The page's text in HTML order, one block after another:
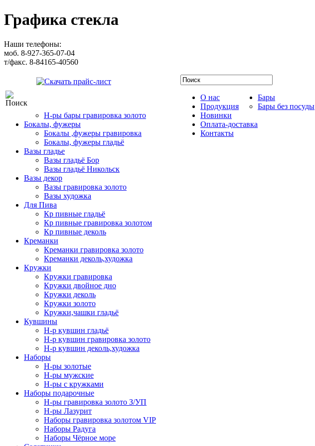
Графика стекла
Наши телефоны:
моб. 8-927-365-07-04
т/факс. 8-84165-40560
О нас
Продукция
Новинки
Оплата-доставка
Контакты
Бары
Бары без посуды
Н-ры бары гравировка золото
Бокалы, фужеры
Бокалы ,фужеры гравировка
Бокалы, фужеры гладьё
Вазы гладье
Вазы гладьё Бор
Вазы гладьё Никольск
Вазы декор
Вазы гравировка золото
Вазы художка
Для Пива
Кр пивные гладьё
Кр пивные гравировка золотом
Кр пивные деколь
Креманки
Креманки гравировка золото
Креманки деколь,художка
Кружки
Кружки гравировка
Кружки двойное дно
Кружки деколь
Кружки золото
Кружки,чашки гладьё
Кувшины
Н-р кувшин гладьё
Н-р кувшин гравировка золото
Н-р кувшин деколь,художка
Наборы
Н-ры золотые
Н-ры мужские
Н-ры с кружками
Наборы подарочные
Н-ры гравировка золото З/УП
Н-ры Лазурит
Наборы гравировка золотом VIP
Наборы Радуга
Наборы Чёрное море